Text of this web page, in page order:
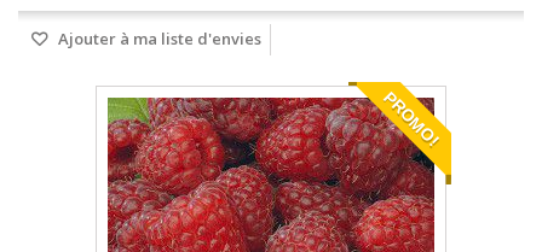
Ajouter à ma liste d'envies
PROMO!